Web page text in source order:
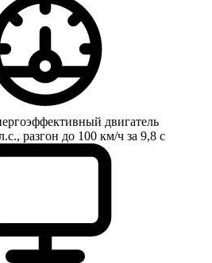
двигатель
разгон до 100 км/ч за 9,8 с